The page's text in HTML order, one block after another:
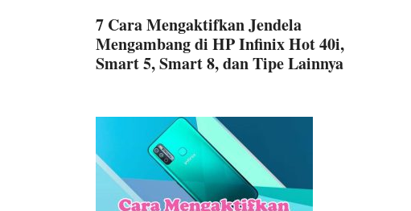
7 Cara Mengaktifkan Jendela
Mengambang di HP Infinix Hot 40i,
Smart 5, Smart 8, dan Tipe Lainnya